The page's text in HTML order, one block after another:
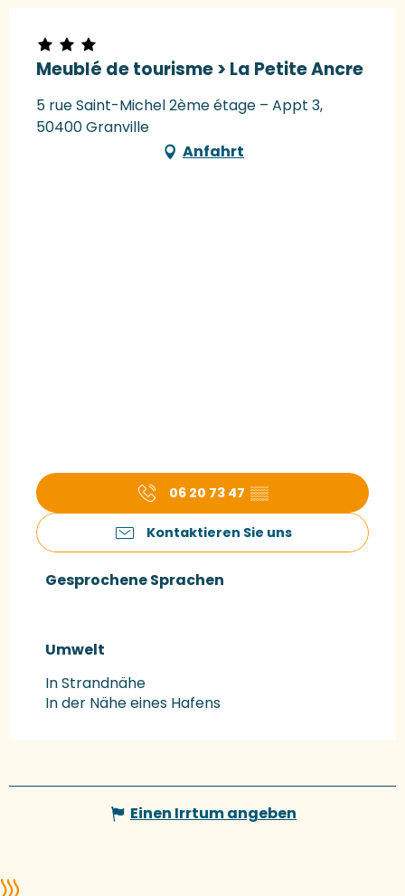
Meublé de tourisme > La Petite Ancre
5 rue Saint-Michel 2ème étage – Appt 3,
50400 Granville
Anfahrt
06 20 73 47 ▒▒
Kontaktieren Sie uns
Gesprochene Sprachen
Gesprochene Sprachen
Umwelt
Umwelt
In Strandnähe
In der Nähe eines Hafens
Einen Irrtum angeben